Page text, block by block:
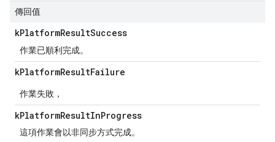
傳回值
kPlatformResultSuccess
作業已順利完成。
kPlatformResultFailure
作業失敗，
kPlatformResultInProgress
這項作業會以非同步方式完成。